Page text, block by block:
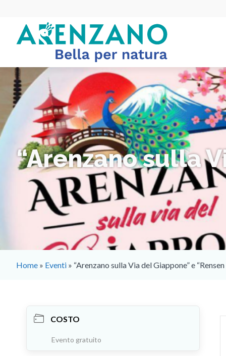
“Arenzano sulla
Home » Eventi » “Arenzano sulla Via del Giappone” e
COSTO
Evento gratuito